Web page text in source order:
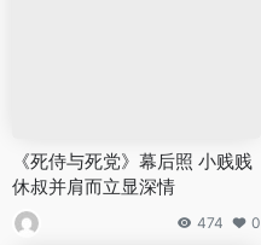
《死侍与死党》幕后照 小贱贱
休叔并肩而立显深情
474 0